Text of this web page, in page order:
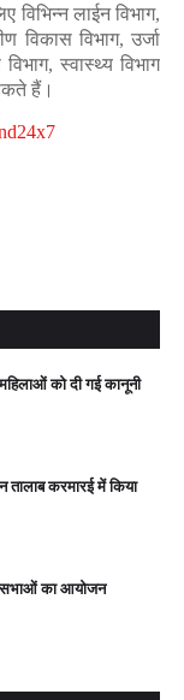
लाईन विभाग,
विकास विभाग, उर्जा
स्वास्थ्य विभाग
हैं।
को दी गई कानूनी
करमारई में किया
सभाओं का आयोजन